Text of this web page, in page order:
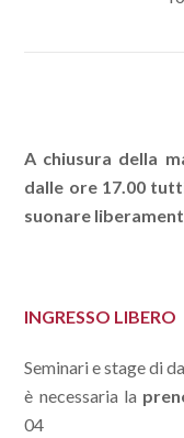
A chiusura della
dalle ore 17.00
suonare
INGRESSO LIBERO
Seminari e stage di
è necessaria la
04